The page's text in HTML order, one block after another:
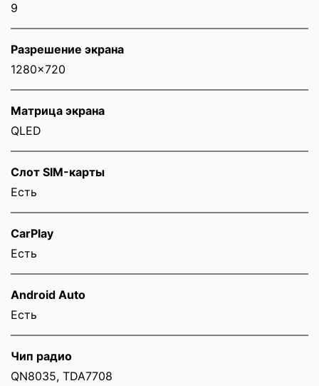
9
Разрешение экрана
1280x720
Матрица экрана
QLED
Слот SIM-карты
Eсть
CarPlay
Есть
Android Auto
Есть
Чип радио
QN8035, TDA7708